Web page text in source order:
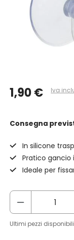
1,90 € Iva
Consegna
In silicone
Pratico gancio
Ideale per
Ultimi pezzi disponibili